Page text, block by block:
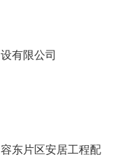
有限公司
东片区安居工程配